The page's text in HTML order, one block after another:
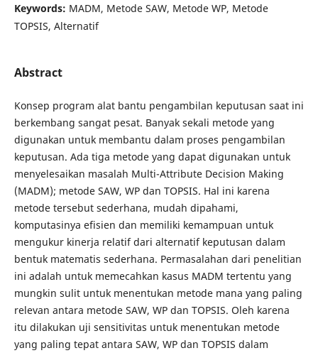
Keywords: MADM, Metode SAW, Metode WP, Metode
TOPSIS, Alternatif
Abstract
Konsep program alat bantu pengambilan keputusan saat ini
berkembang sangat pesat. Banyak sekali metode yang
digunakan untuk membantu dalam proses pengambilan
keputusan. Ada tiga metode yang dapat digunakan untuk
menyelesaikan masalah Multi-Attribute Decision Making
(MADM); metode SAW, WP dan TOPSIS. Hal ini karena
metode tersebut sederhana, mudah dipahami,
komputasinya efisien dan memiliki kemampuan untuk
mengukur kinerja relatif dari alternatif keputusan dalam
bentuk matematis sederhana. Permasalahan dari penelitian
ini adalah untuk memecahkan kasus MADM tertentu yang
mungkin sulit untuk menentukan metode mana yang paling
relevan antara metode SAW, WP dan TOPSIS. Oleh karena
itu dilakukan uji sensitivitas untuk menentukan metode
yang paling tepat antara SAW, WP dan TOPSIS dalam